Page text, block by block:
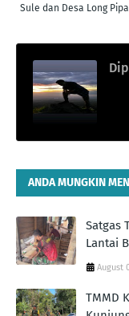
Sule dan Desa Long
ANDA MUNGKIN
Satgas
Lantai
August
TMMD